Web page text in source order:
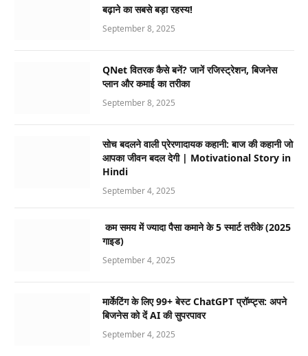
बढ़ाने का सबसे बड़ा रहस्य!
September 8, 2025
QNet वितरक कैसे बनें? जानें रजिस्ट्रेशन, बिजनेस
प्लान और कमाई का तरीका
September 8, 2025
सोच बदलने वाली प्रेरणादायक कहानी: बाज की कहानी जो
आपका जीवन बदल देगी | Motivational Story in
Hindi
September 4, 2025
कम समय में ज्यादा पैसा कमाने के 5 स्मार्ट तरीके (2025
गाइड)
September 4, 2025
मार्केटिंग के लिए 99+ बेस्ट ChatGPT प्रॉम्प्ट्स: अपने
बिजनेस को दें AI की सुपरपावर
September 4, 2025